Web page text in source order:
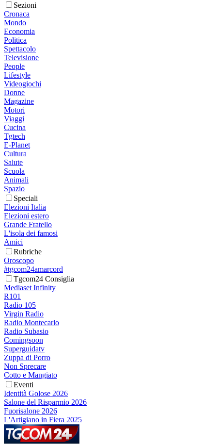
Sezioni
Cronaca
Mondo
Economia
Politica
Spettacolo
Televisione
People
Lifestyle
Videogiochi
Donne
Magazine
Motori
Viaggi
Cucina
Tgtech
E-Planet
Cultura
Salute
Scuola
Animali
Spazio
Speciali
Elezioni Italia
Elezioni estero
Grande Fratello
L'isola dei famosi
Amici
Rubriche
Oroscopo
#tgcom24amarcord
Tgcom24 Consiglia
Mediaset Infinity
R101
Radio 105
Virgin Radio
Radio Montecarlo
Radio Subasio
Comingsoon
Superguidatv
Zuppa di Porro
Non Sprecare
Cotto e Mangiato
Eventi
Identità Golose 2026
Salone del Risparmio 2026
Fuorisalone 2026
L'Artigiano in Fiera 2025